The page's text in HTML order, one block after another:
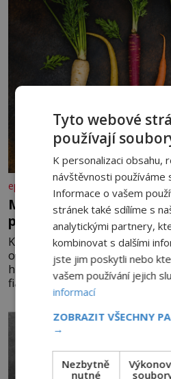
epochaplus.cz
Mrkev není jen
příběh začíná fialovou
Když dnes vytáhneme ze země
očekává sytě oranžový kořen.
historie je mrkev všechno
fialová, žlutá, bílá, někdy
stovkám let pečlivého šlechtění
bez které si českou zahradu
Její příběh je
Tyto webové
používají
K personalizaci obsahu,
návštěvnosti používáme
Informace o vašem
stránek také sdílíme s
analytickými partnery,
kombinovat s dalšími
jste jim poskytli nebo
vašem používání jejich
informací
ZOBRAZIT VŠECHNY
→
Nezbytně
nutné